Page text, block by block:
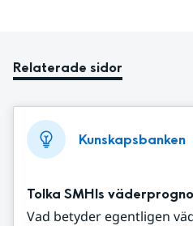
Relaterade sidor
Kunskapsbanken
Tolka SMHIs
Vad betyder egentligen